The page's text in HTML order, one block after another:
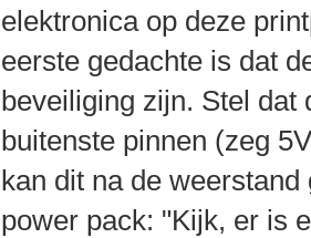
elektronica op deze
eerste gedachte is dat
beveiliging zijn. Stel dat
buitenste pinnen (zeg
kan dit na de
power pack: "Kijk, er is